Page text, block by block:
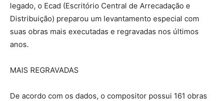
legado, o Ecad (Escritório Central de Arrecadação e
Distribuição) preparou um levantamento especial com
suas obras mais executadas e regravadas nos últimos
anos.
MAIS REGRAVADAS
De acordo com os dados, o compositor possui 161 obras